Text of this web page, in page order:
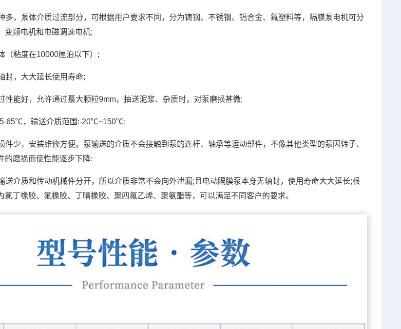
多，泵体介质过流部分，可根据用户要求不同，分为铸钢、不锈钢、铝合金、氟塑料等，隔膜泵电机可分
变频电机和电磁调速电机;
（粘度在10000厘泊以下）;
封，大大延长使用寿命;
性能好，允许通过蕞大颗粒9mm，抽送泥浆、杂质时，对泵磨损甚微;
65℃，输送介质范围:-20℃~150℃;
件少，安装维修方便。泵输送的介质不会接触到泵的连杆、轴承等运动部件，不像其他类型的泵因转子、
的磨损而使性能逐步下降:
送介质和传动机械件分开，所以介质非常不会向外泄漏;且电动隔膜泵本身无轴封，使用寿命大大延长;根
氯丁橡胶、氟橡胶、丁晴橡胶、聚四氟乙烯、聚氨酯等，可以满足不同客户的要求。